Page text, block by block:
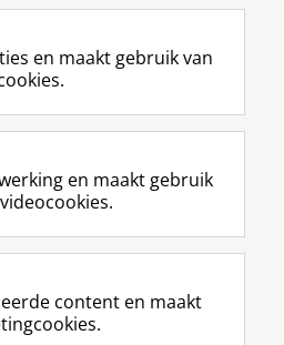
F
a
e
b
o
p
a
L
i
k
e
I
-
p
R
S
-
f
e
R
I
n
t
r
m
Y
o
T
e
k
en maakt gebruik van
en maakt gebruik
content en maakt